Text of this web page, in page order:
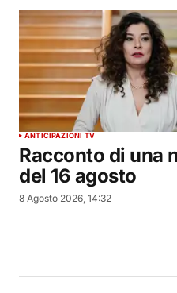
ANTICIPAZIONI TV
Racconto di una
del 16 agosto
8 Agosto 2026, 14:32